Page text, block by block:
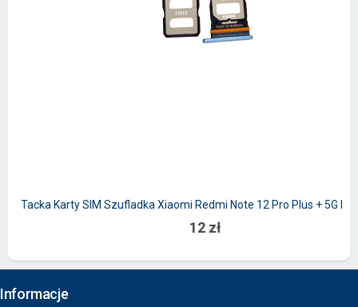
Tacka Karty SIM Szufladka Xiaomi Redmi Note 12 Pro Plus + 5G
12 zł
Informacje